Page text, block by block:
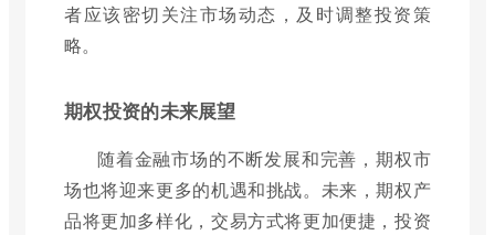
者应该密切关注市场动态，及时调整投资策
略。
期权投资的未来展望
随着金融市场的不断发展和完善，期权市
场也将迎来更多的机遇和挑战。未来，期权产
品将更加多样化，交易方式将更加便捷，投资